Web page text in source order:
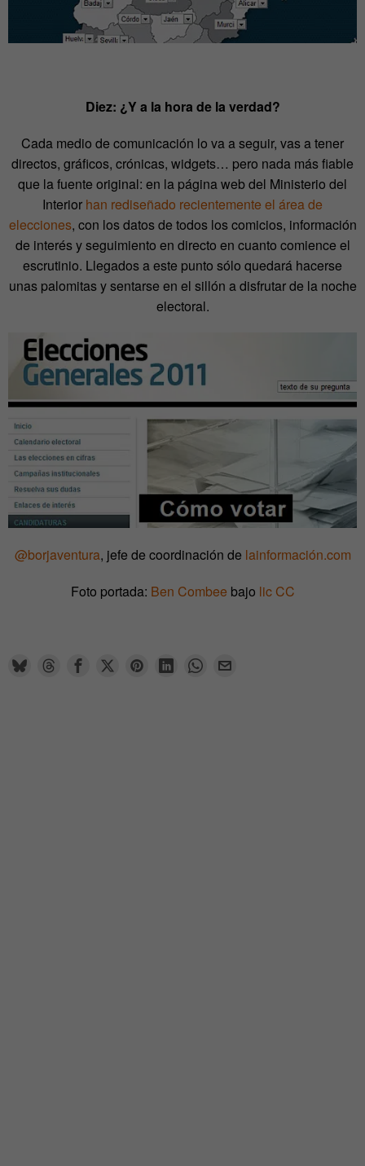
Diez: ¿Y a la hora de la verdad?
Cada medio de comunicación lo va a seguir, vas a tener
directos, gráficos, crónicas, widgets… pero nada más fiable
que la fuente original: en la página web del Ministerio del
Interior han rediseñado recientemente el área de
elecciones, con los datos de todos los comicios, información
de interés y seguimiento en directo en cuanto comience el
escrutinio. Llegados a este punto sólo quedará hacerse
unas palomitas y sentarse en el sillón a disfrutar de la noche
electoral.
@borjaventura, jefe de coordinación de lainformación.com
Foto portada: Ben Combee bajo lic CC